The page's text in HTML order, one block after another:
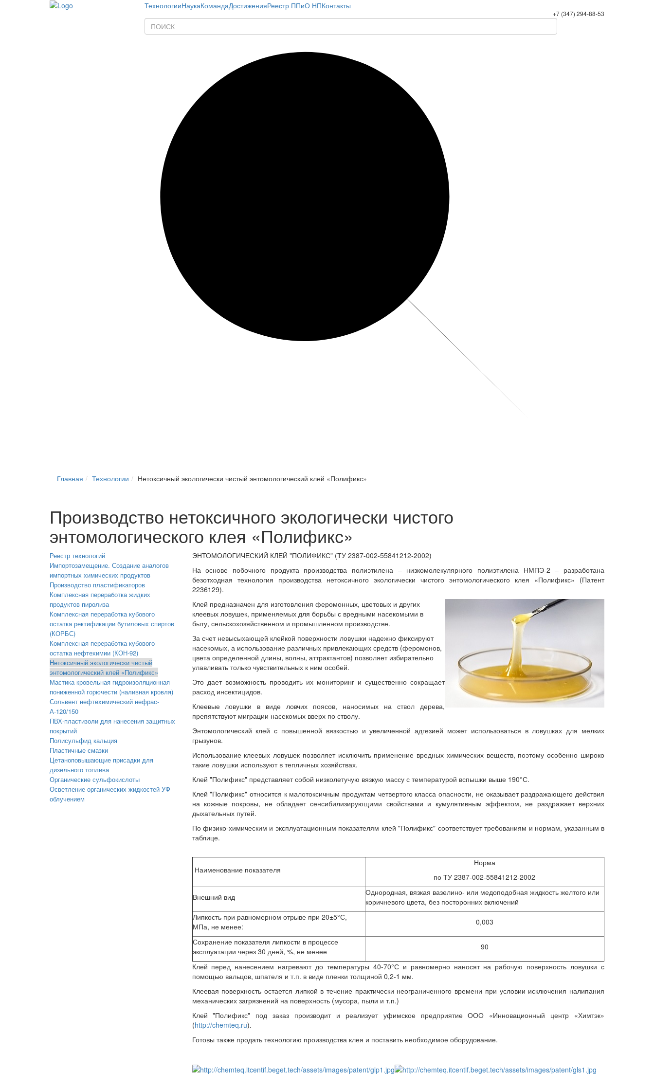
+7 (347) 294-88-53
ТехнологииНаукаКомандаДостиженияРеестр ППиО НПКонтакты
Главная Технологии Нетоксичный экологически чистый энтомологический клей «Полификс»
Производство нетоксичного экологически чистого
энтомологического клея «Полификс»
Реестр технологий
Импортозамещение. Создание аналогов
импортных химических продуктов
Производство пластификаторов
Комплексная переработка жидких
продуктов пиролиза
Комплексная переработка кубового
остатка ректификации бутиловых спиртов
(КОРБС)
Комплексная переработка кубового
остатка нефтехимии (КОН-92)
Нетоксичный экологически чистый
энтомологический клей «Полификс»
Мастика кровельная гидроизоляционная
пониженной горючести (наливная кровля)
Сольвент нефтехимический нефрас-
А-120/150
ПВХ-пластизоли для нанесения защитных
покрытий
Полисульфид кальция
Пластичные смазки
Цетаноповышающие присадки для
дизельного топлива
Органические сульфокислоты
Осветление органических жидкостей УФ-
облучением
ЭНТОМОЛОГИЧЕСКИЙ КЛЕЙ "ПОЛИФИКС" (ТУ 2387-002-55841212-2002)
На основе побочного продукта производства полиэтилена – низкомолекулярного полиэтилена НМПЭ-2 – разработана
безотходная технология производства нетоксичного экологически чистого энтомологического клея «Полификс» (Патент
2236129).
Клей предназначен для изготовления феромонных, цветовых и других
клеевых ловушек, применяемых для борьбы с вредными насекомыми в
быту, сельскохозяйственном и промышленном производстве.
За счет невысыхающей клейкой поверхности ловушки надежно фиксируют
насекомых, а использование различных привлекающих средств (феромонов,
цвета определенной длины, волны, аттрактантов) позволяет избирательно
улавливать только чувствительных к ним особей.
Это дает возможность проводить их мониторинг и существенно сокращает
расход инсектицидов.
Клеевые ловушки в виде ловчих поясов, наносимых на ствол дерева,
препятствуют миграции насекомых вверх по стволу.
Энтомологический клей с повышенной вязкостью и увеличенной адгезией может использоваться в ловушках для мелких
грызунов.
Использование клеевых ловушек позволяет исключить применение вредных химических веществ, поэтому особенно широко
такие ловушки используют в тепличных хозяйствах.
Клей "Полификс" представляет собой низколетучую вязкую массу с температурой вспышки выше 190°С.
Клей "Полификс" относится к малотоксичным продуктам четвертого класса опасности, не оказывает раздражающего действия
на кожные покровы, не обладает сенсибилизирующими свойствами и кумулятивным эффектом, не раздражает верхних
дыхательных путей.
По физико-химическим и эксплуатационным показателям клей "Полификс" соответствует требованиям и нормам, указанным в
таблице.
Наименование показателя
Норма
по ТУ 2387-002-55841212-2002
Внешний вид
Однородная, вязкая вазелино- или медоподобная жидкость желтого или
коричневого цвета, без посторонних включений
Липкость при равномерном отрыве при 20±5°С,
МПа, не менее:
0,003
Сохранение показателя липкости в процессе
эксплуатации через 30 дней, %, не менее
90
Клей перед нанесением нагревают до температуры 40-70°С и равномерно наносят на рабочую поверхность ловушки с
помощью вальцов, шпателя и т.п. в виде пленки толщиной 0,2-1 мм.
Клеевая поверхность остается липкой в течение практически неограниченного времени при условии исключения налипания
механических загрязнений на поверхность (мусора, пыли и т.п.)
Клей "Полификс" под заказ производит и реализует уфимское предприятие ООО «Инновационный центр «Химтэк»
(http://chemteq.ru).
Готовы также продать технологию производства клея и поставить необходимое оборудование.